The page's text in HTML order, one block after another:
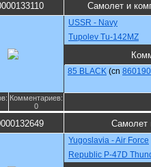
Самолет и
USSR - Navy
Tupolev Tu-142MZ
85 BLACK (cn
Комментариев:
0
Самолет
Yugoslavia - Air Force
Republic P-47D